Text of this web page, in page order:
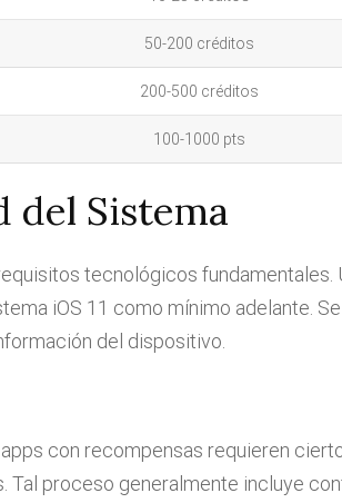
50-200 créditos
200-500 créditos
100-1000 pts
del Sistema
tecnológicos fundamentales.
iOS 11 como mínimo adelante.
del dispositivo.
con recompensas requieren
proceso generalmente incluye